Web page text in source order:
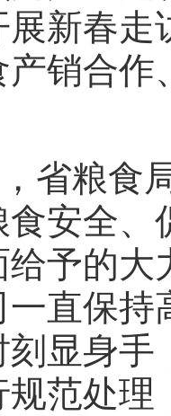
展新春
产销合
省粮食
安全、
予的大
直保持
显身手
范处理